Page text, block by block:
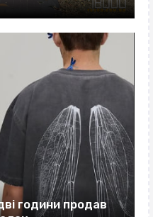
години продав